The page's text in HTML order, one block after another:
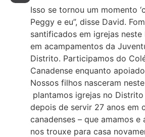
Isso se tornou um momento
Peggy e eu”, disse David.
santificados em igrejas
em acampamentos da
Distrito. Participamos do
Canadense enquanto
Nossos filhos nasceram
plantamos igrejas no
depois de servir 27 anos em
canadenses – que amamos
nos trouxe para casa